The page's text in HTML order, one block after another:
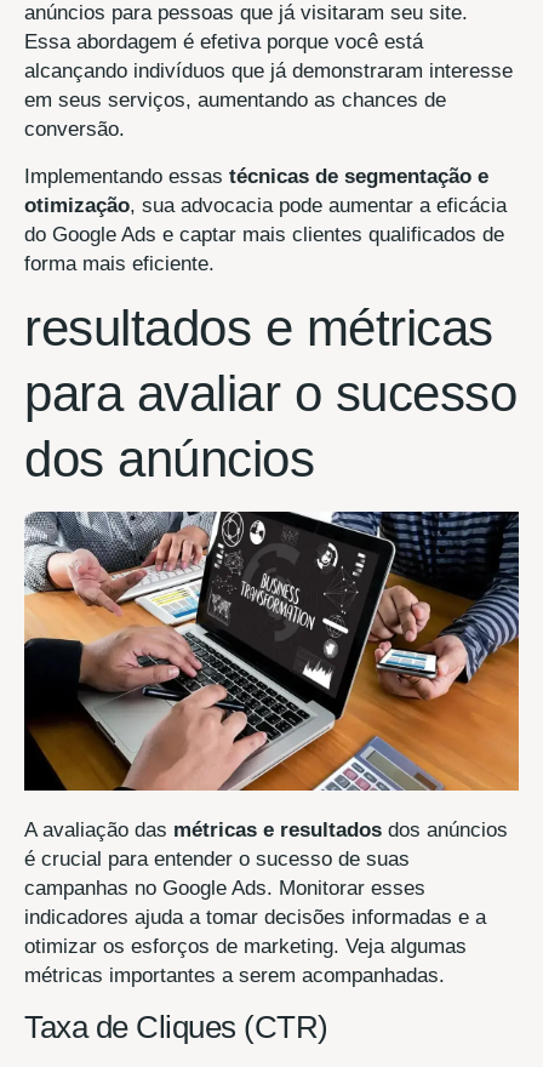
anúncios para pessoas que já visitaram seu site.
Essa abordagem é efetiva porque você está
alcançando indivíduos que já demonstraram interesse
em seus serviços, aumentando as chances de
conversão.
Implementando essas técnicas de segmentação e
otimização, sua advocacia pode aumentar a eficácia
do Google Ads e captar mais clientes qualificados de
forma mais eficiente.
resultados e métricas
para avaliar o sucesso
dos anúncios
A avaliação das métricas e resultados dos anúncios
é crucial para entender o sucesso de suas
campanhas no Google Ads. Monitorar esses
indicadores ajuda a tomar decisões informadas e a
otimizar os esforços de marketing. Veja algumas
métricas importantes a serem acompanhadas.
Taxa de Cliques (CTR)